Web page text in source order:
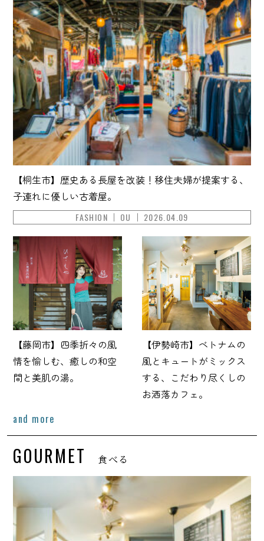
【桐生市】歴史ある長屋を改装！移住夫婦が提案する、
子連れに優しい古着屋。
FASHION OU 2026.04.09
【藤岡市】四季折々の風
情を愉しむ、癒しの和空
間と美肌の湯。
【伊勢崎市】ベトナムの
風とキュートがミックス
する、こだわり尽くしの
お洒落カフェ。
and more
GOURMET 食べる